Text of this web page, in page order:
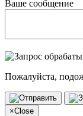
Ваше сообщение
Пожалуйста,
×Close